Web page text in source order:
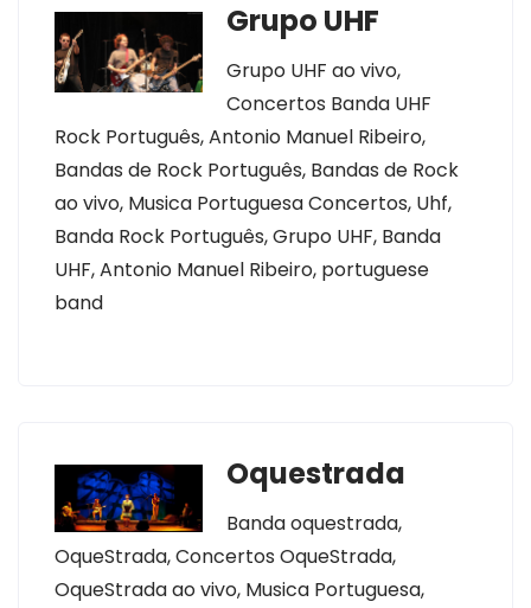
Grupo UHF
Grupo UHF ao vivo,
Concertos Banda UHF
Rock Português, Antonio Manuel Ribeiro,
Bandas de Rock Português, Bandas de Rock
ao vivo, Musica Portuguesa Concertos, Uhf,
Banda Rock Português, Grupo UHF, Banda
UHF, Antonio Manuel Ribeiro, portuguese
band
Oquestrada
Banda oquestrada,
OqueStrada, Concertos OqueStrada,
OqueStrada ao vivo, Musica Portuguesa,